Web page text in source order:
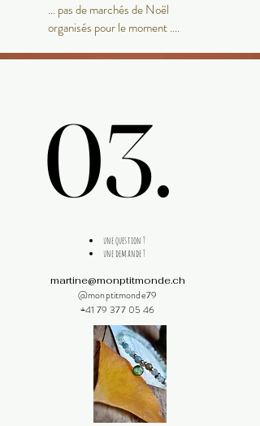
... pas de marchés de Noël
organisés pour le moment ....
03.
03.
une question ?
une demande ?
martine@monptitmonde.ch
@monptitmonde79
+41 79 377 05 46